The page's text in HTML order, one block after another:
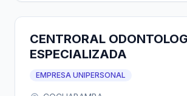
CENTRORAL
ESPECIALIZADA
EMPRESA UNIPERSONAL